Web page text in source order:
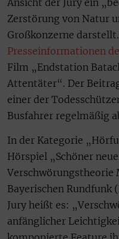
Zerstörung von Natur
Großkonzerne
Presseinformationen
Film „Endstation
Attentäter“. Der
einer der
Busfahrer regelmäßig
In der Kategorie
Hörspiel „Schöner
Verschwörungstheorie
Bayerischen Rundfunk
Jury heißt es:
anfänglicher